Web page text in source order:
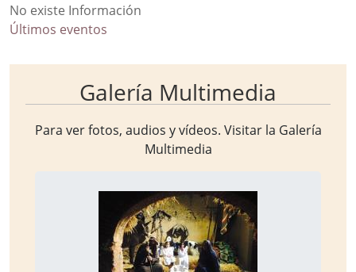
No existe Información
Últimos eventos
Galería Multimedia
Para ver fotos, audios y vídeos. Visitar la Galería
Multimedia